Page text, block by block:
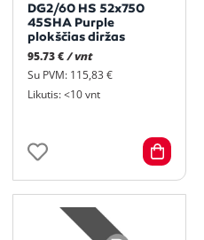
DG2/60 HS 52x750
45SHA Purple
plokščias diržas
95.73 € / vnt
Su PVM: 115,83 €
Likutis: <10 vnt